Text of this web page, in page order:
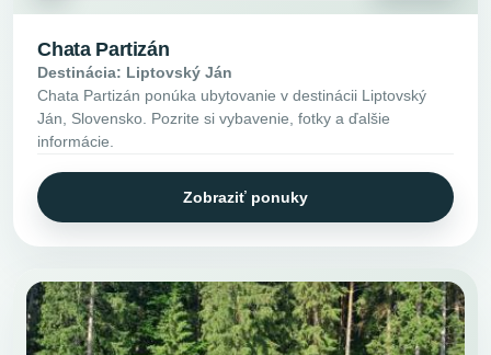
Chata Partizán
Destinácia: Liptovský Ján
Chata Partizán ponúka ubytovanie v destinácii Liptovský
Ján, Slovensko. Pozrite si vybavenie, fotky a ďalšie
informácie.
Zobraziť ponuky